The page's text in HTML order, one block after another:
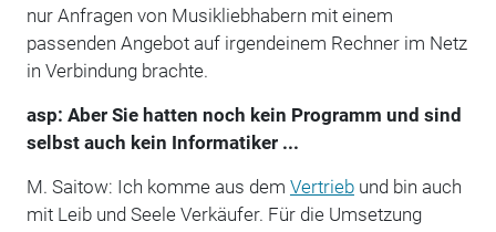
nur Anfragen von Musikliebhabern mit einem
passenden Angebot auf irgendeinem Rechner im Netz
in Verbindung brachte.
asp: Aber Sie hatten noch kein Programm und sind
selbst auch kein Informatiker ...
M. Saitow: Ich komme aus dem Vertriebund bin auch
mit Leib und Seele Verkäufer. Für die Umsetzung